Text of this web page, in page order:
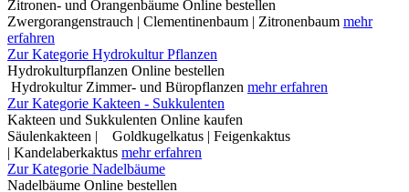
Zitronen- und Orangenbäume Online bestellen
Zwergorangenstrauch | Clementinenbaum | Zitronenbaum mehr
erfahren
Zur Kategorie Hydrokultur Pflanzen
Hydrokulturpflanzen Online bestellen
Hydrokultur Zimmer- und Büropflanzen mehr erfahren
Zur Kategorie Kakteen - Sukkulenten
Kakteen und Sukkulenten Online kaufen
Säulenkakteen | Goldkugelkatus | Feigenkaktus
| Kandelaberkaktus mehr erfahren
Zur Kategorie Nadelbäume
Nadelbäume Online bestellen